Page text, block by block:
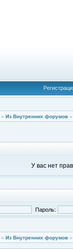
» Из Внутренних форумов
У вас нет
Пароль:
» Из Внутренних форумов